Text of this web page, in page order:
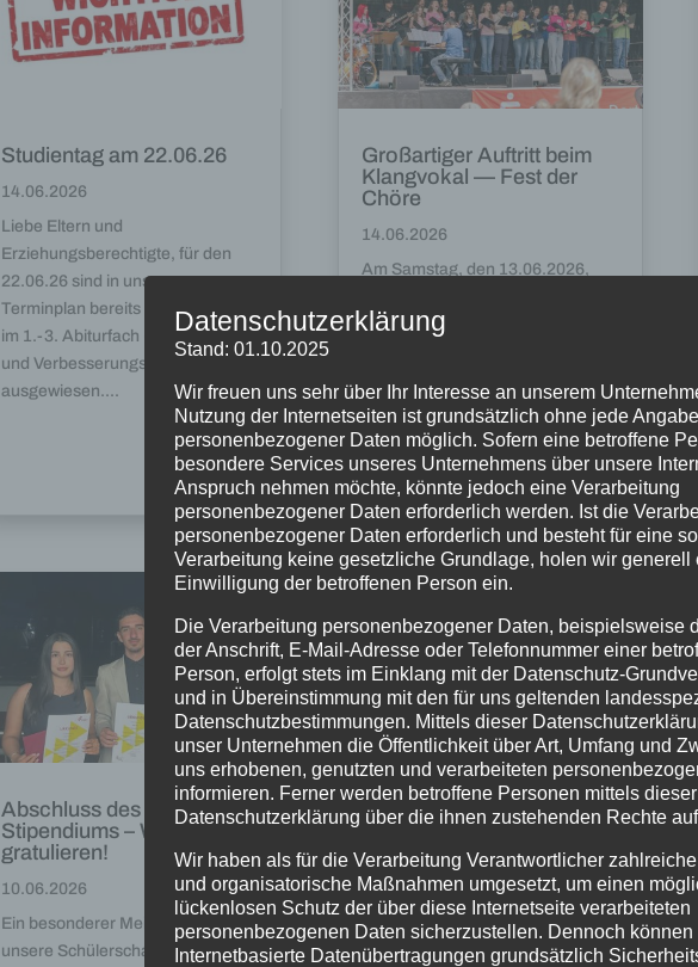
Studientag am 22.06.26
14.06.2026
Liebe Eltern und
Erziehungsberechtigte, für den
22.06.26 sind in unserem
Terminplan bereits die Prüfungen
im 1.-3. Abiturfach (Bestehens-
und Verbesserungsprüfungen)
ausgewiesen....
Abschluss des START-
Stipendiums – Wir
gratulieren!
10.06.2026
Ein besonderer Meilenstein für
unsere Schülerschaft: Aus der Q1
Großartiger Auftritt beim
Klangvokal — Fest der
Chöre
14.06.2026
Am Samstag, den 13.06.2026,
Stadtgymnasiums Dortmund Teil
großen Bühne vor der...
„EcoCon“ gewinnt den
GREEN IT Award
10.06.2026
Unser Kooperationspartner
GREEN IT hat in diesem Jahr
erstmals einen eigenen Award
Datenschutzerklärung
Stand: 01.10.2025
Wir freuen uns sehr über Ihr Interesse an unserem
Nutzung der Internetseiten ist grundsätzlich ohne jede Angabe
personenbezogener Daten möglich. Sofern eine betroffene
besondere Services unseres Unternehmens über unsere
Anspruch nehmen möchte, könnte jedoch eine Verarbeitung
personenbezogener Daten erforderlich werden. Ist die
personenbezogener Daten erforderlich und besteht für eine
Verarbeitung keine gesetzliche Grundlage, holen wir generell
Einwilligung der betroffenen Person ein.
Die Verarbeitung personenbezogener Daten, beispielsweise
der Anschrift, E-Mail-Adresse oder Telefonnummer einer
Person, erfolgt stets im Einklang mit der Datenschutz-
und in Übereinstimmung mit den für uns geltenden
Datenschutzbestimmungen. Mittels dieser
unser Unternehmen die Öffentlichkeit über Art, Umfang und
uns erhobenen, genutzten und verarbeiteten
informieren. Ferner werden betroffene Personen mittels dieser
Datenschutzerklärung über die ihnen zustehenden Rechte
Wir haben als für die Verarbeitung Verantwortlicher
und organisatorische Maßnahmen umgesetzt, um einen
lückenlosen Schutz der über diese Internetseite verarbeiteten
personenbezogenen Daten sicherzustellen. Dennoch können
Internetbasierte Datenübertragungen grundsätzlich